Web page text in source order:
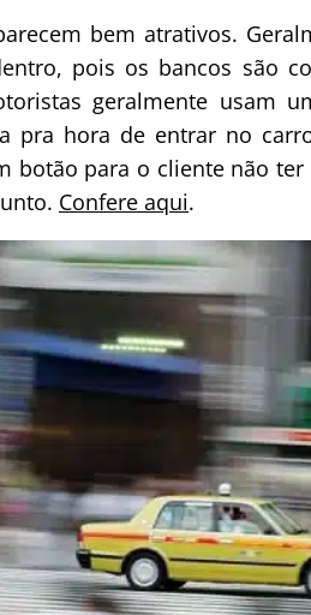
bem atrativos.
pois os bancos são
geralmente usam
pra hora de entrar no
botão para o cliente não
Confere aqui.